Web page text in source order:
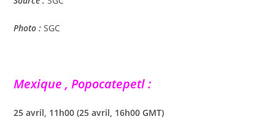
Photo : SGC
Mexique , Popocatepetl :
25 avril, 11h00 (25 avril, 16h00 GMT)